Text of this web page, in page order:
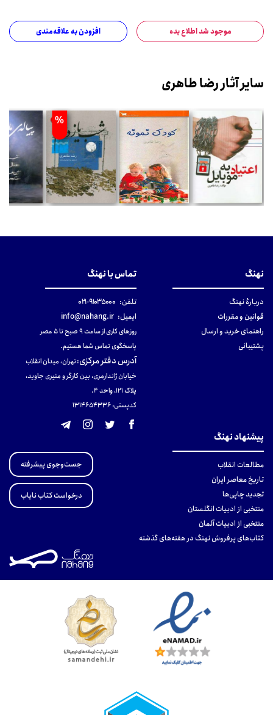
موجود شد اطلاع بده افزودن به علاقه‌مندی
سایر آثار رضا طاهری
%
نهنگ
دربارهٔ نهنگ
قوانین و مقررات
راهنمای خرید و ارسال
پشتیبانی
تماس با نهنگ
تلفن: ۹۱۰۳۵۰۰۰-۰۲۱
ایمیل: info@nahang.ir
روزهای کاری از ساعت ۹ صبح تا ۵ عصر
پاسخگوی تماس شما هستیم.
آدرس دفتر مرکزی:تهران، میدان انقلاب
خیابان ژاندارمری، بین کارگر و منیری جاوید،
پلاک 121، واحد ۴.
کدپستی: 131465433۶
پیشنهاد نهنگ
مطالعات انقلاب
تاریخ معاصر ایران
تجدید چاپی‌ها
منتخبی از ادبیات انگلستان
منتخبی از ادبیات آلمان
کتاب‌های پرفروش نهنگ در هفته‌های گذشته
جست‌وجوی پیشرفته
درخواست کتاب نایاب